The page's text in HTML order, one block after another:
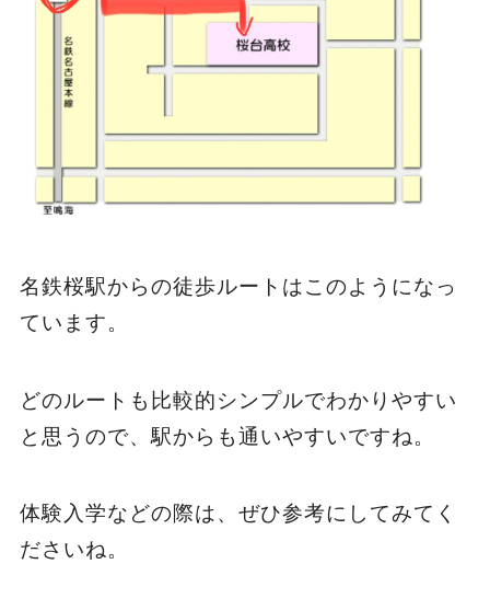
名鉄桜駅からの徒歩ルートはこのようになっ
ています。
どのルートも比較的シンプルでわかりやすい
と思うので、駅からも通いやすいですね。
体験入学などの際は、ぜひ参考にしてみてく
ださいね。